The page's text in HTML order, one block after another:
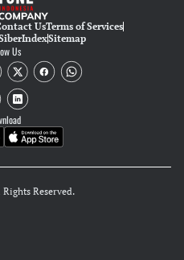
UsTerms of Services
IndexSitemap
Us
Reserved.